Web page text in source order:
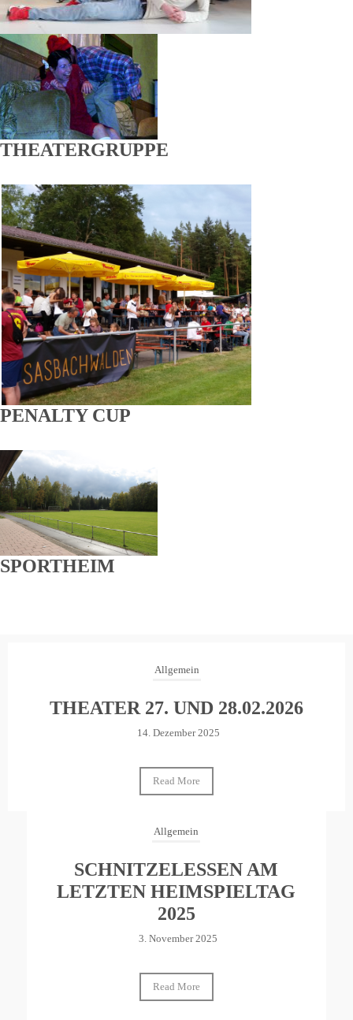
THEATERGRUPPE
PENALTY CUP
SPORTHEIM
Allgemein
THEATER 27. UND 28.02.2026
14. Dezember 2025
Read More
Allgemein
SCHNITZELESSEN AM
LETZTEN HEIMSPIELTAG
2025
3. November 2025
Read More